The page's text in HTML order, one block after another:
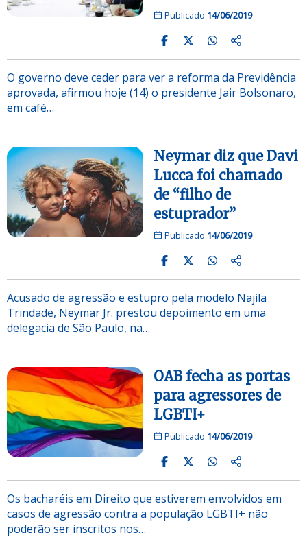
Publicado 14/06/2019
O governo deve ceder para ver a reforma da Previdência
aprovada, afirmou hoje (14) o presidente Jair Bolsonaro,
em café…
Neymar diz que Davi
Lucca foi chamado
de “filho de
estuprador”
Publicado 14/06/2019
Acusado de agressão e estupro pela modelo Najila
Trindade, Neymar Jr. prestou depoimento em uma
delegacia de São Paulo, na…
OAB fecha as portas
para agressores de
LGBTI+
Publicado 14/06/2019
Os bacharéis em Direito que estiverem envolvidos em
casos de agressão contra a população LGBTI+ não
poderão ser inscritos nos…